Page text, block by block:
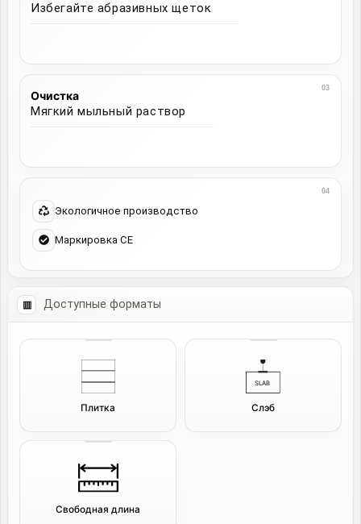
Избегайте абразивных щеток
Очистка
Мягкий мыльный раствор
Экологичное производство
Маркировка CE
Доступные форматы
Плитка Слэб
Свободная длина